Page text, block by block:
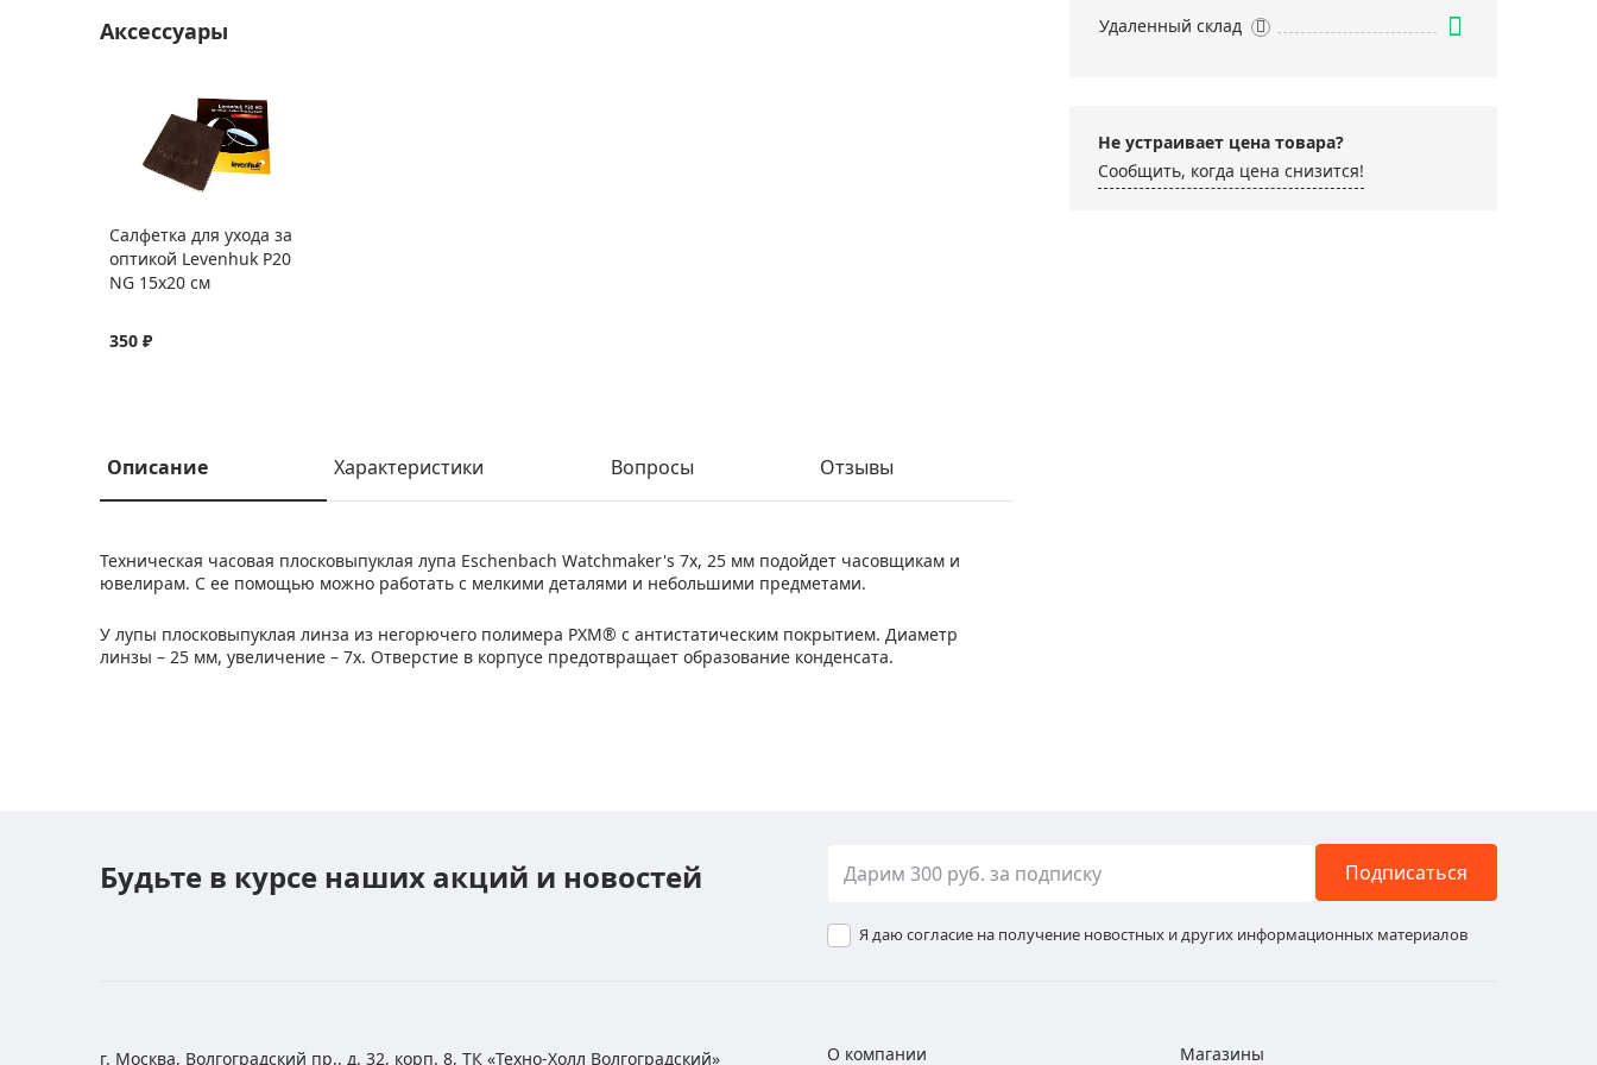
Аксессуары
Салфетка для ухода за
оптикой Levenhuk P20
NG 15x20 см
350 ₽
Описание Характеристики Вопросы Отзывы
Техническая часовая плосковыпуклая лупа Eschenbach Watchmaker's 7x, 25 мм подойдет часовщикам и
ювелирам. С ее помощью можно работать с мелкими деталями и небольшими предметами.
У лупы плосковыпуклая линза из негорючего полимера PXM® с антистатическим покрытием. Диаметр
линзы – 25 мм, увеличение – 7x. Отверстие в корпусе предотвращает образование конденсата.
Удаленный склад
Не устраивает цена товара?
Сообщить, когда цена снизится!
Будьте в курсе наших акций и новостей Подписаться
Я даю согласие на получение новостных и других информационных материалов
г. Москва, Волгоградский пр., д. 32, корп. 8, ТК «Техно-Холл Волгоградский» О компании Магазины